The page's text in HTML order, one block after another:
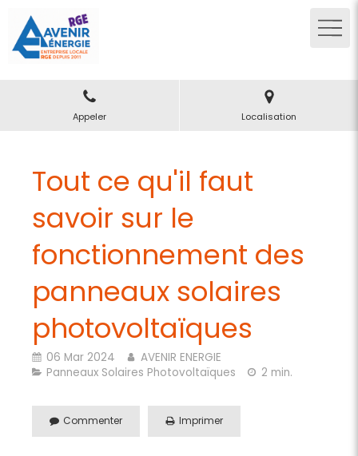
Appeler Localisation
Tout ce qu'il faut
savoir sur le
fonctionnement des
panneaux solaires
photovoltaïques
06 Mar 2024
AVENIR ENERGIE
Panneaux Solaires Photovoltaïques
2 min.
Commenter Imprimer